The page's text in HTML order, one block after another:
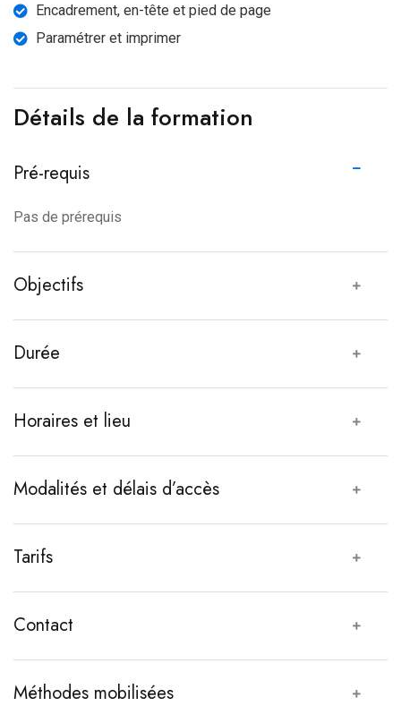
Encadrement, en-tête et pied de page
Paramétrer et imprimer
Détails de la formation
Pré-requis
Pas de prérequis
Objectifs
Durée
Horaires et lieu
Modalités et délais d’accès
Tarifs
Contact
Méthodes mobilisées